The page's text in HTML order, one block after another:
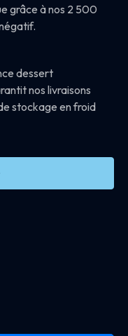
grâce à nos 2 500
dessert
nos livraisons
stockage en froid